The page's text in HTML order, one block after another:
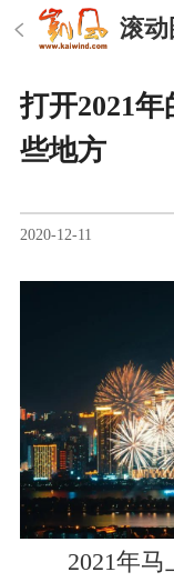
滚动
打开2021
些地方
2020-12-11
2021年